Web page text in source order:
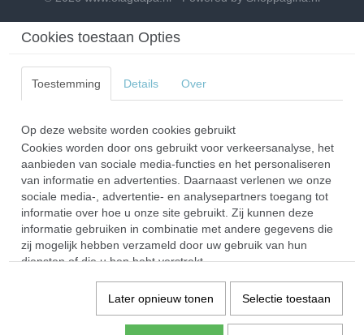
Cookies toestaan Opties
Toestemming Details Over
Op deze website worden cookies gebruikt
Cookies worden door ons gebruikt voor verkeersanalyse, het
aanbieden van sociale media-functies en het personaliseren
van informatie en advertenties. Daarnaast verlenen we onze
sociale media-, advertentie- en analysepartners toegang tot
informatie over hoe u onze site gebruikt. Zij kunnen deze
informatie gebruiken in combinatie met andere gegevens die
zij mogelijk hebben verzameld door uw gebruik van hun
diensten of die u hen hebt verstrekt.
Later opnieuw tonen Selectie toestaan